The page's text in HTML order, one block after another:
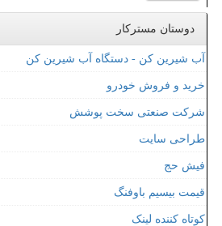
دوستان مسترکار
آب شیرین کن - دستگاه آب شیرین کن
خرید و فروش خودرو
شرکت صنعتی سخت پوشش
طراحی سایت
فیش حج
قیمت بیسیم باوفنگ
کوتاه کننده لینک